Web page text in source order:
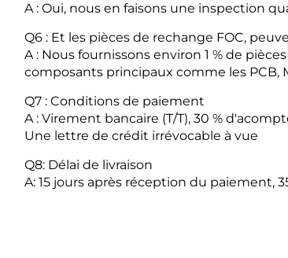
A : Oui, nous en faisons une inspection
Q6 : Et les pièces de rechange FOC,
A : Nous fournissons environ 1 % de
composants principaux comme les PCB,
Q7 : Conditions de paiement
A : Virement bancaire (T/T), 30 %
Une lettre de crédit irrévocable à vue
Q8: Délai de livraison
A: 15 jours après réception du paiement,